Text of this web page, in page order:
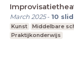
March 2025- 10
Kunst Middelbare
Praktijkonderwijs